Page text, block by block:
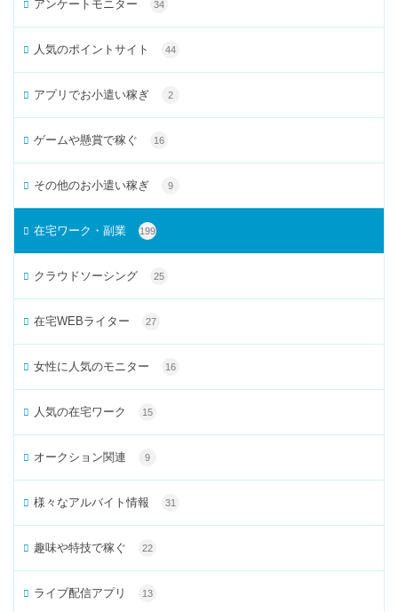
アンケートモニター 34
人気のポイントサイト 44
アプリでお小遣い稼ぎ 2
ゲームや懸賞で稼ぐ 16
その他のお小遣い稼ぎ 9
在宅ワーク・副業 199
クラウドソーシング 25
在宅WEBライター 27
女性に人気のモニター 16
人気の在宅ワーク 15
オークション関連 9
様々なアルバイト情報 31
趣味や特技で稼ぐ 22
ライブ配信アプリ 13